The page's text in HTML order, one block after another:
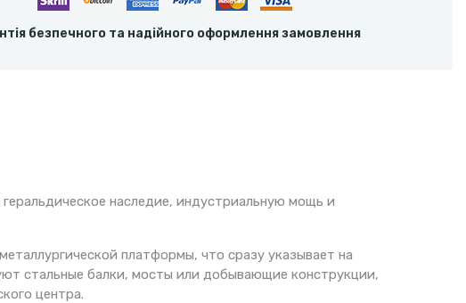
безпечного та надійного оформлення замовлення
наследие, индустриальную мощь и
платформы, что сразу указывает на
стальные балки, мосты или добывающие конструкции,
центра.